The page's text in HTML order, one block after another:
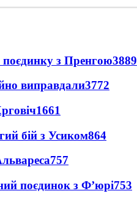
з Пренгою3889
виправдали3772
1661
бій з Усиком864
757
поєдинок з Ф’юрі753